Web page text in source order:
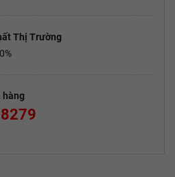
Thị Trường
hàng